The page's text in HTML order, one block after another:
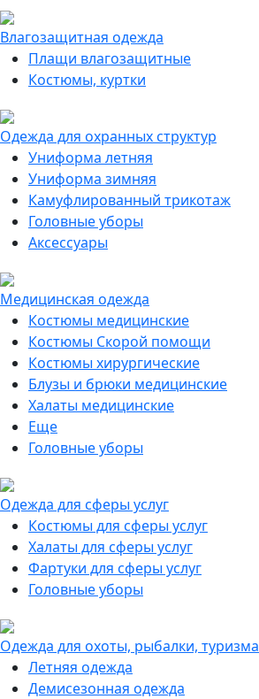
Влагозащитная одежда
Плащи влагозащитные
Костюмы, куртки
Одежда для охранных структур
Униформа летняя
Униформа зимняя
Камуфлированный трикотаж
Головные уборы
Аксессуары
Медицинская одежда
Костюмы медицинские
Костюмы Скорой помощи
Костюмы хирургические
Блузы и брюки медицинские
Халаты медицинские
Еще
Головные уборы
Одежда для сферы услуг
Костюмы для сферы услуг
Халаты для сферы услуг
Фартуки для сферы услуг
Головные уборы
Одежда для охоты, рыбалки, туризма
Летняя одежда
Демисезонная одежда